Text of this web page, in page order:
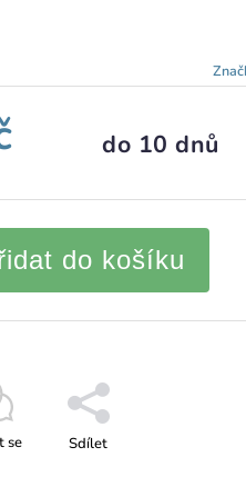
do 10 dnů
do košíku
se Sdílet